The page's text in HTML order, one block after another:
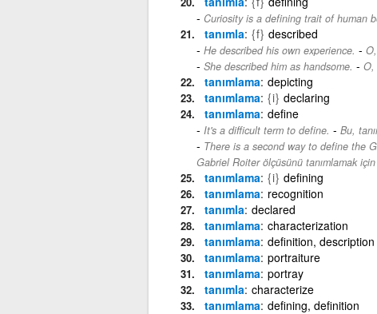
Curiosity is a defining trait of human
tanımla {f} described
He described his own experience. -
She described him as handsome. - O,
tanımlama depicting
tanımlama {i} declaring
tanımlama define
It's a difficult term to define. - Bu,
There is a second way to define the
Gabriel Roiter ölçüsünü tanımlamak
tanımlama {i} defining
tanımlama recognition
tanımla declared
tanımlama characterization
tanımlama definition,
tanımlama portraiture
tanımlama portray
tanımla characterize
tanımlama defining, definition